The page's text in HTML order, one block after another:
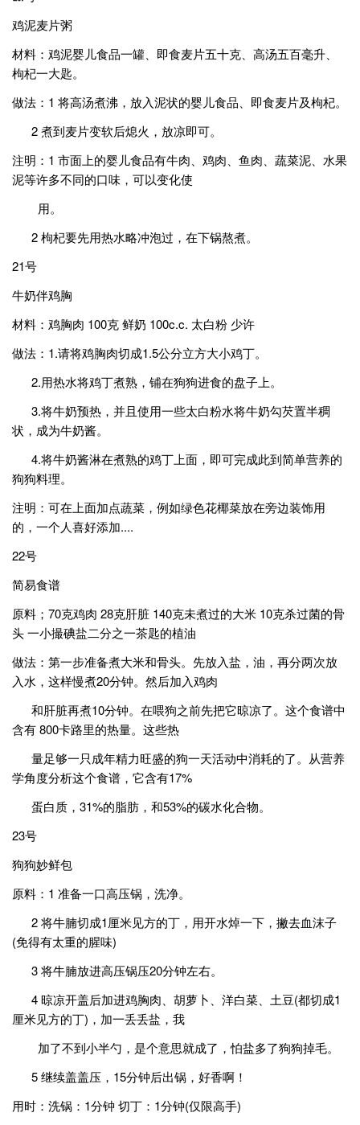
鸡泥麦片粥
材料：鸡泥婴儿食品一罐、即食麦片五十克、高汤五百毫升、
枸杞一大匙。
做法：1 将高汤煮沸，放入泥状的婴儿食品、即食麦片及枸杞。
2 煮到麦片变软后熄火，放凉即可。
注明：1 市面上的婴儿食品有牛肉、鸡肉、鱼肉、蔬菜泥、水果
泥等许多不同的口味，可以变化使
用。
2 枸杞要先用热水略冲泡过，在下锅熬煮。
21号
牛奶伴鸡胸
材料：鸡胸肉 100克 鲜奶 100c.c. 太白粉 少许
做法：1.请将鸡胸肉切成1.5公分立方大小鸡丁。
2.用热水将鸡丁煮熟，铺在狗狗进食的盘子上。
3.将牛奶预热，并且使用一些太白粉水将牛奶勾芡置半稠
状，成为牛奶酱。
4.将牛奶酱淋在煮熟的鸡丁上面，即可完成此到简单营养的
狗狗料理。
注明：可在上面加点蔬菜，例如绿色花椰菜放在旁边装饰用
的，一个人喜好添加....
22号
简易食谱
原料；70克鸡肉 28克肝脏 140克未煮过的大米 10克杀过菌的骨
头 一小撮碘盐二分之一茶匙的植油
做法：第一步准备煮大米和骨头。先放入盐，油，再分两次放
入水，这样慢煮20分钟。然后加入鸡肉
和肝脏再煮10分钟。在喂狗之前先把它晾凉了。这个食谱中
含有 800卡路里的热量。这些热
量足够一只成年精力旺盛的狗一天活动中消耗的了。从营养
学角度分析这个食谱，它含有17%
蛋白质，31%的脂肪，和53%的碳水化合物。
23号
狗狗妙鲜包
原料：1 准备一口高压锅，洗净。
2 将牛腩切成1厘米见方的丁，用开水焯一下，撇去血沫子
(免得有太重的腥味)
3 将牛腩放进高压锅压20分钟左右。
4 晾凉开盖后加进鸡胸肉、胡萝卜、洋白菜、土豆(都切成1
厘米见方的丁)，加一丢丢盐，我
加了不到小半勺，是个意思就成了，怕盐多了狗狗掉毛。
5 继续盖盖压，15分钟后出锅，好香啊！
用时：洗锅：1分钟 切丁：1分钟(仅限高手)